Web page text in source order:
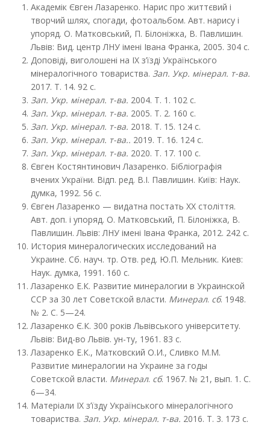
Академік Євген Лазаренко. Нарис про життєвий і
творчий шлях, спогади, фотоальбом. Авт. нарису і
упоряд. О. Матковський, П. Білоніжка, В. Павлишин.
Львів: Вид. центр ЛНУ імені Івана Франка, 2005. 304 с.
Доповіді, виголошені на ІХ з’їзді Українського
мінералогічного товариства. Зап. Укр. мінерал. т-ва.
2017. Т. 14. 92 с.
Зап. Укр. мінерал. т-ва. 2004. Т. 1. 102 с.
Зап. Укр. мінерал. т-ва. 2005. Т. 2. 160 с.
Зап. Укр. мінерал. т-ва. 2018. Т. 15. 124 c.
Зап. Укр. мінерал. т-ва.. 2019. Т. 16. 124 с.
Зап. Укр. мінерал. т-ва. 2020. Т. 17. 100 с.
Євген Костянтинович Лазаренко. Бібліографія
вчених України. Відп. ред. В.І. Павлишин. Київ: Наук.
думка, 1992. 56 с.
Євген Лазаренко — видатна постать ХХ століття.
Авт. доп. і упоряд. О. Матковський, П. Білоніжка, В.
Павлишин. Львів: ЛНУ імені Івана Франка, 2012. 242 с.
История минералогических исследований на
Украине. Сб. науч. тр. Отв. ред. Ю.П. Мельник. Киев:
Наук. думка, 1991. 160 с.
Лазаренко Е.К. Развитие минералогии в Украинской
ССР за 30 лет Советской власти. Минерал. сб. 1948.
№ 2. С. 5—24.
Лазаренко Є.К. 300 років Львівського університету.
Львів: Вид-во Львів. ун-ту, 1961. 83 с.
Лазаренко Е.К., Матковский О.И., Сливко М.М.
Развитие минералогии на Украине за годы
Советской власти. Минерал. сб. 1967. № 21, вып. 1. С.
6—34.
Матеріали ІХ з’їзду Українського мінералогічного
товариства. Зап. Укр. мінерал. т-ва. 2016. Т. 3. 173 с.